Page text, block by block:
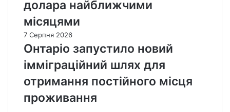
долара найближчими
місяцями
7 Серпня 2026
Онтаріо запустило новий
імміграційний шлях для
отримання постійного місця
проживання